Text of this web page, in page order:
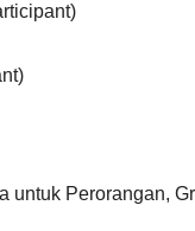
Perorangan,